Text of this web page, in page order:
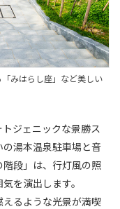
みはらし座」など美しい
ジェニックな景勝ス
湯本温泉駐車場と音
段」は、行灯風の照
を演出します。
るような光景が満喫